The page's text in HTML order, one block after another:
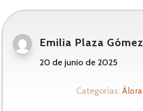
Emilia Plaza Gómez
20 de junio de 2025
Categorías:Álora